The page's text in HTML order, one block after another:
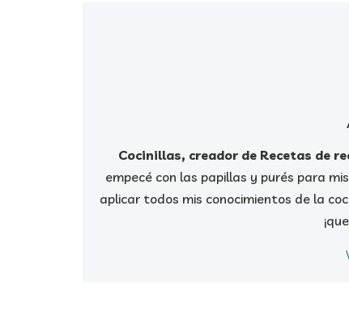
Cocinillas, creador de Recetas de
empecé con las papillas y purés para
aplicar todos mis conocimientos de la